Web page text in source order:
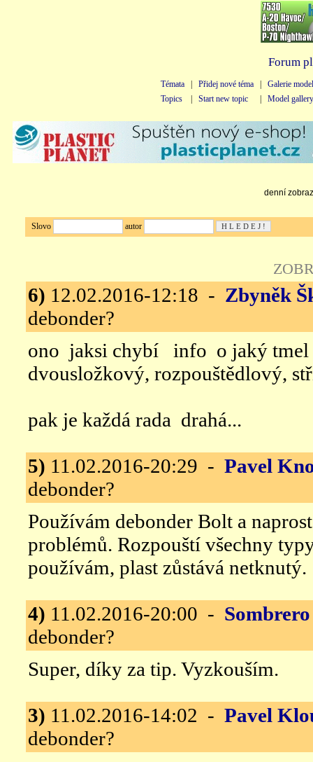
Forum
Témata Přidej nové téma
Galerie
Topics
Start new topic Model gallery
denní
Slovo autor
6) 12.02.2016-12:18 - Zbyněk
debonder?
ono jaksi chybí info o jaký tmel
dvousložkový, rozpouštědlový,
pak je každá rada drahá...
5) 11.02.2016-20:29 - Pavel
debonder?
Používám debonder Bolt a
problémů. Rozpouští všechny
používám, plast zůstává netknutý.
4) 11.02.2016-20:00 - Sombrero
debonder?
Super, díky za tip. Vyzkouším.
3) 11.02.2016-14:02 - Pavel
debonder?